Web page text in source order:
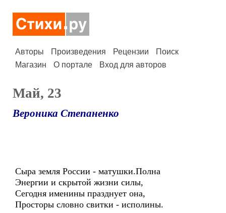
Авторы Произведения Рецензии
Поиск
Магазин
О портале Вход для авторов
Май, 23
Вероника Степаненко
Сыра земля России - матушки.Полна
Энергии и скрытой жизни силы,
Сегодня именины празднует она,
Просторы словно свитки - исполины.